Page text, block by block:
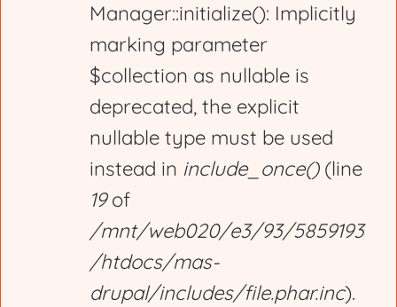
Manager::initialize(): Implicitly
marking parameter
$collection as nullable is
deprecated, the explicit
nullable type must be used
instead in include_once()(line
19of
/mnt/web020/e3/93/5859193
/htdocs/mas-
drupal/includes/file.phar.inc).